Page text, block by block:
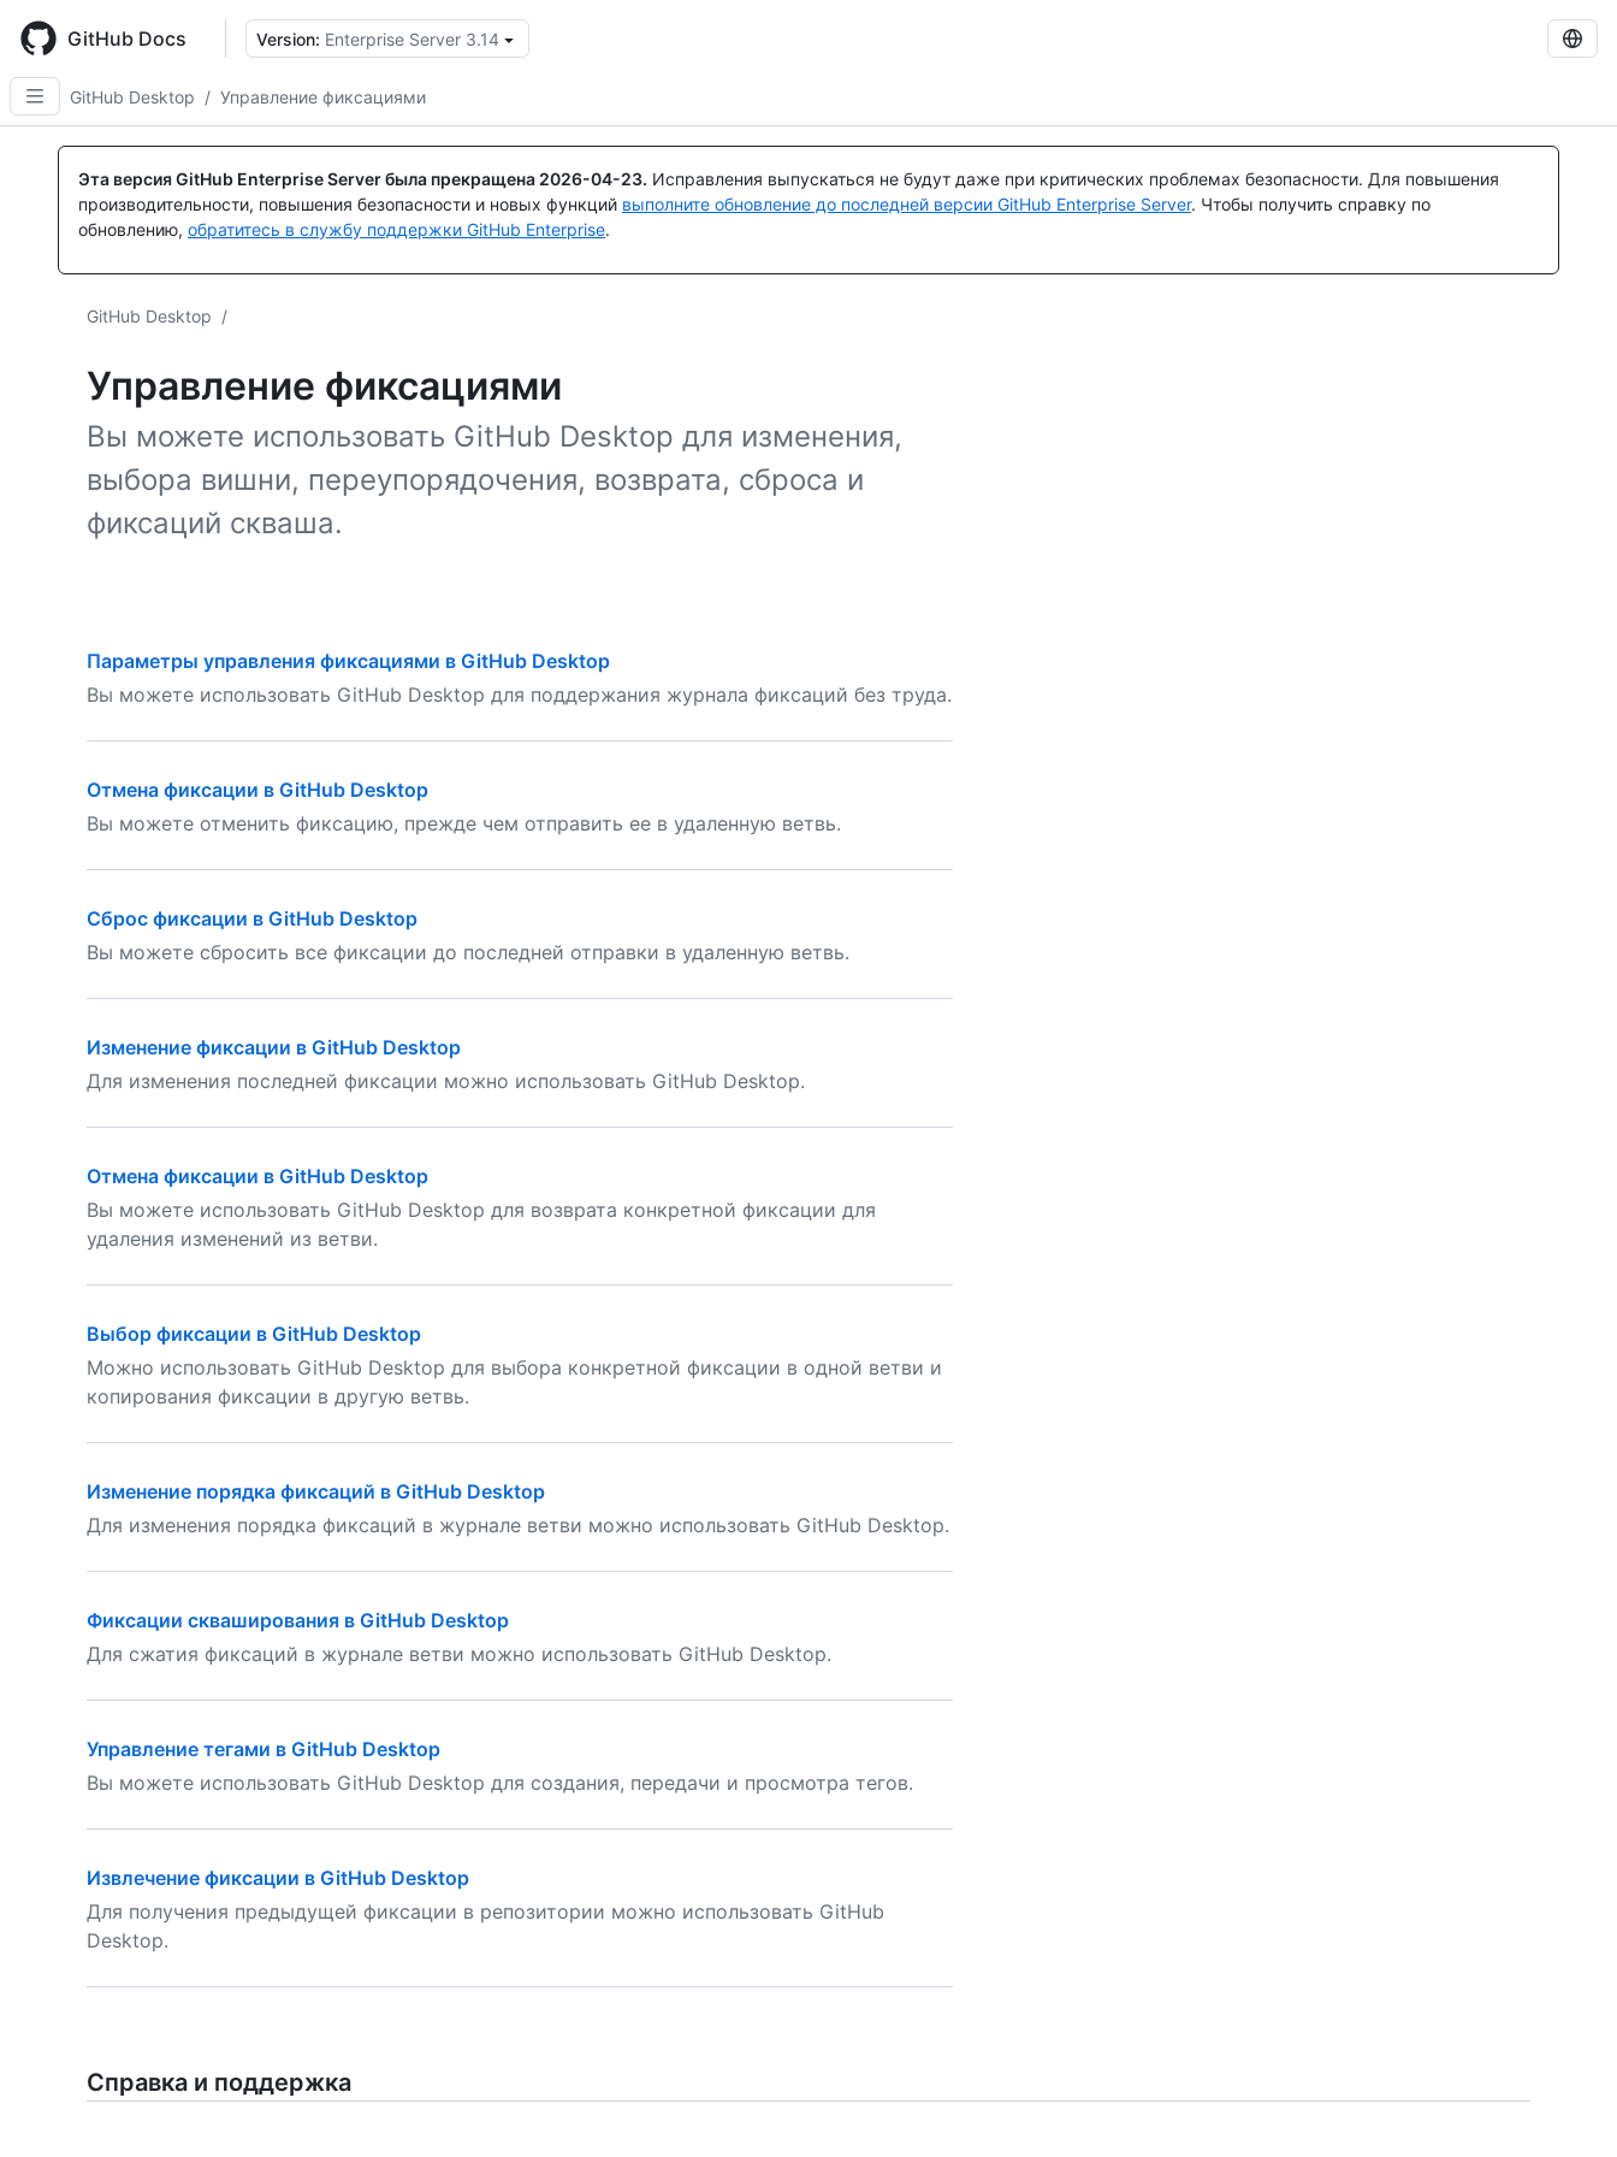
main
content
GitHub Docs Version: Enterprise Server 3.14
GitHub Desktop / Управление фиксациями
Эта версия GitHub Enterprise Server была прекращена 2026-04-23. Исправления выпускаться не будут даже при критических проблемах безопасности. Для повышения
производительности, повышения безопасности и новых функций выполните обновление до последней версии GitHub Enterprise Server. Чтобы получить справку по
обновлению, обратитесь в службу поддержки GitHub Enterprise.
GitHub Desktop /
Управление фиксациями
Вы можете использовать GitHub Desktop для изменения,
выбора вишни, переупорядочения, возврата, сброса и
фиксаций скваша.
Параметры управления фиксациями в GitHub Desktop
Вы можете использовать GitHub Desktop для поддержания журнала фиксаций без труда.
Отмена фиксации в GitHub Desktop
Вы можете отменить фиксацию, прежде чем отправить ее в удаленную ветвь.
Сброс фиксации в GitHub Desktop
Вы можете сбросить все фиксации до последней отправки в удаленную ветвь.
Изменение фиксации в GitHub Desktop
Для изменения последней фиксации можно использовать GitHub Desktop.
Отмена фиксации в GitHub Desktop
Вы можете использовать GitHub Desktop для возврата конкретной фиксации для
удаления изменений из ветви.
Выбор фиксации в GitHub Desktop
Можно использовать GitHub Desktop для выбора конкретной фиксации в одной ветви и
копирования фиксации в другую ветвь.
Изменение порядка фиксаций в GitHub Desktop
Для изменения порядка фиксаций в журнале ветви можно использовать GitHub Desktop.
Фиксации скваширования в GitHub Desktop
Для сжатия фиксаций в журнале ветви можно использовать GitHub Desktop.
Управление тегами в GitHub Desktop
Вы можете использовать GitHub Desktop для создания, передачи и просмотра тегов.
Извлечение фиксации в GitHub Desktop
Для получения предыдущей фиксации в репозитории можно использовать GitHub
Desktop.
Справка и поддержка